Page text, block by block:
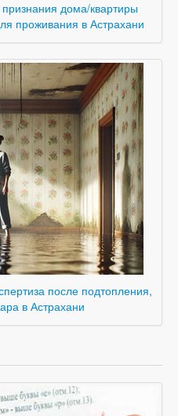
дома/квартиры
проживания в Астрахани
после подтопления,
в Астрахани